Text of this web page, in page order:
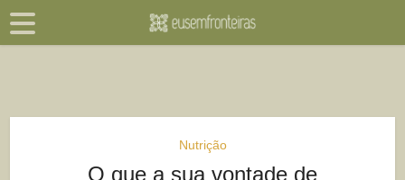
Nutrição
O que a sua vontade de